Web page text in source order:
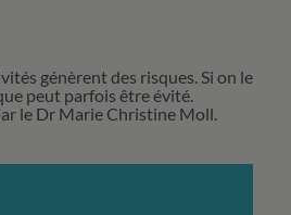
génèrent des risques. Si on le
peut parfois être évité.
le Dr Marie Christine Moll.